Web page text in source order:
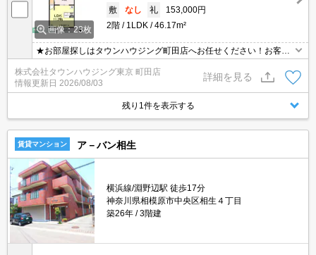
画像：23枚
敷
なし 礼
153,000円
2階
1LDK 46.17m²
★お部屋探しはタウンハウジング町田店へお任せください！お客様
のご条件にピッタリなお部屋をご紹介可能です！！お引越しのプロ
が精一杯お手伝いさせていただきます！！★
株式会社タウンハウジング東京 町田店
情報更新日 2026/08/03
詳細を見る
残り1件を表示する
賃貸マンション ア－バン相生
横浜線/淵野辺駅 徒歩17分
神奈川県相模原市中央区相生４丁目
築26年
3階建